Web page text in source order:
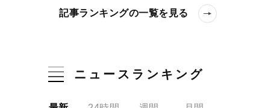
記事ランキングの一覧を見る
ニュースランキング